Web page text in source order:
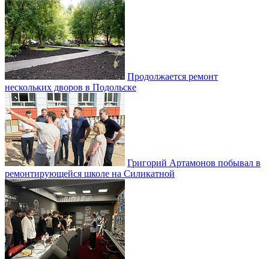
Продолжается ремонт
нескольких дворов в Подольске
Григорий Артамонов побывал в
ремонтирующейся школе на Силикатной